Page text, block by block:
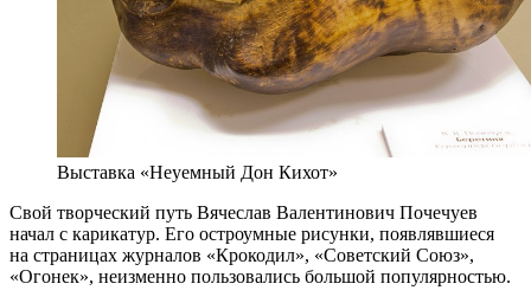
Выставка «Неуемный Дон Кихот»
Свой творческий путь Вячеслав Валентинович Почечуев
начал с карикатур. Его остроумные рисунки, появлявшиеся
на страницах журналов «Крокодил», «Советский Союз»,
«Огонек», неизменно пользовались большой популярностью.